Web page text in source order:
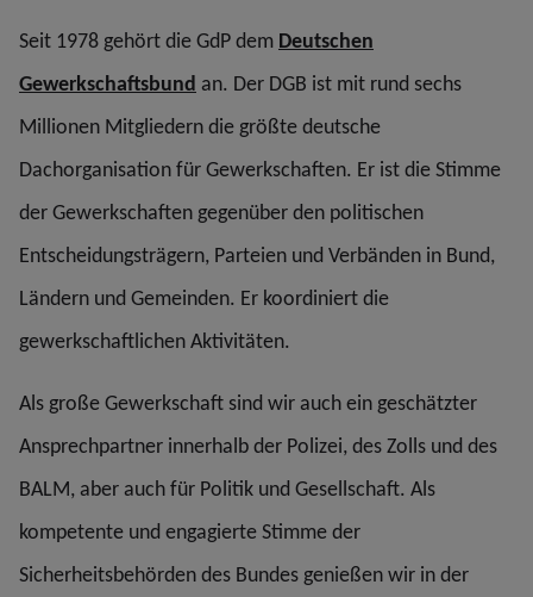
Seit 1978 gehört die GdP dem Deutschen
Gewerkschaftsbund an. Der DGB ist mit rund sechs
Millionen Mitgliedern die größte deutsche
Dachorganisation für Gewerkschaften. Er ist die Stimme
der Gewerkschaften gegenüber den politischen
Entscheidungsträgern, Parteien und Verbänden in Bund,
Ländern und Gemeinden. Er koordiniert die
gewerkschaftlichen Aktivitäten.
Als große Gewerkschaft sind wir auch ein geschätzter
Ansprechpartner innerhalb der Polizei, des Zolls und des
BALM, aber auch für Politik und Gesellschaft. Als
kompetente und engagierte Stimme der
Sicherheitsbehörden des Bundes genießen wir in der